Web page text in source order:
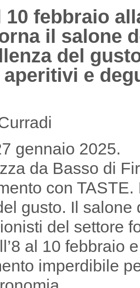
10 febbraio
il salone
del
e
gennaio 2025.
da Basso di
con
gusto. Il salone
del settore
al 10 febbraio
imperdibile